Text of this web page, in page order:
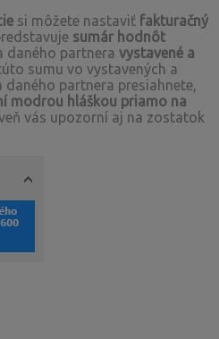
si môžete nastaviť fakturačný
sumár hodnôt
daného partnera vystavené a
sumu vo vystavených a
partnera presiahnete,
modrou hláškou priamo na
vás upozorní aj na zostatok